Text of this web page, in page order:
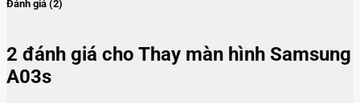
Đánh giá (2)
2 đánh giá cho Thay màn hình Samsung
A03s